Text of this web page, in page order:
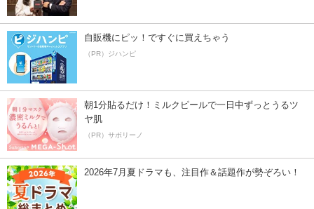
自販機にピッ！ですぐに買えちゃう
（PR）ジハンピ
朝1分貼るだけ！ミルクピールで一日中ずっとうるツ
ヤ肌
（PR）サボリーノ
2026年7月夏ドラマも、注目作＆話題作が勢ぞろい！